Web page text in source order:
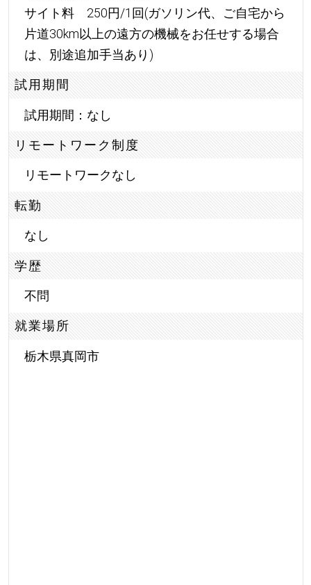
サイト料 250円/1回(ガソリン代、ご自宅から
片道30km以上の遠方の機械をお任せする場合
は、別途追加手当あり)
試用期間
試用期間：なし
リモートワーク制度
リモートワークなし
転勤
なし
学歴
不問
就業場所
栃木県真岡市